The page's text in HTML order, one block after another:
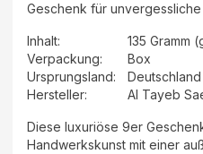
Geschenk für unvergessliche
Inhalt:
135 Gramm
Verpackung:
Box
Ursprungsland:
Deutschland
Hersteller: Al Tayeb
Diese luxuriöse 9er
Handwerkskunst mit einer